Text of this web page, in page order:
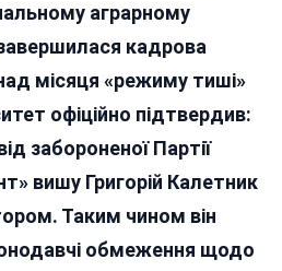
За
аграрному
кадрова
місяця «режиму тиші»
офіційно підтвердив:
забороненої Партії
вишу Григорій Калетник
Таким чином він
обмеження щодо